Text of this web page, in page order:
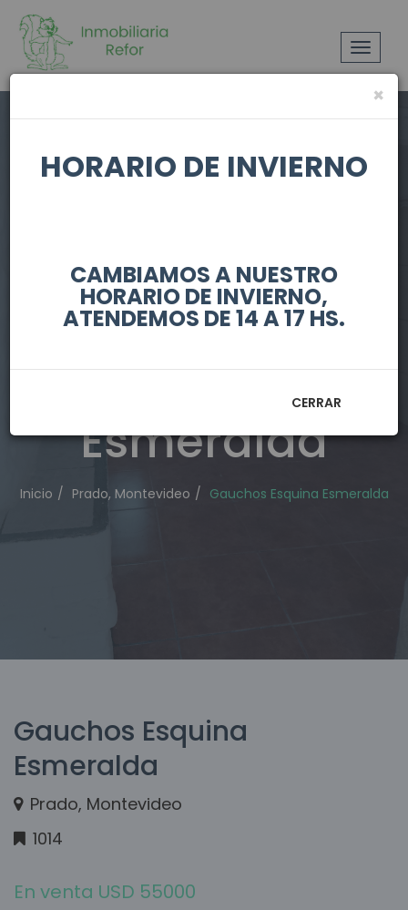
Toggle
Gauchos
Esquina
Esmeralda
Inicio Prado, Montevideo Gauchos Esquina Esmeralda
Gauchos Esquina
Esmeralda
Prado, Montevideo
1014
En venta USD 55000
×
HORARIO DE INVIERNO
CAMBIAMOS A NUESTRO
HORARIO DE INVIERNO,
ATENDEMOS DE 14 A 17 HS.
CERRAR